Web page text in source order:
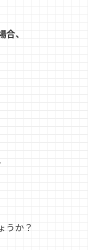
、
うか？